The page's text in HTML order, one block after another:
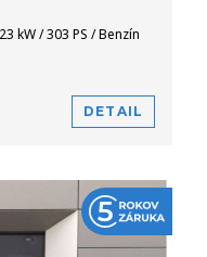
kW / 303 PS / Benzín
DETAIL